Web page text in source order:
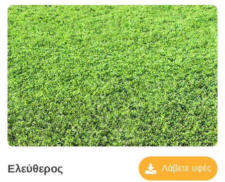
Ελεύθερος Λάβετε υφές